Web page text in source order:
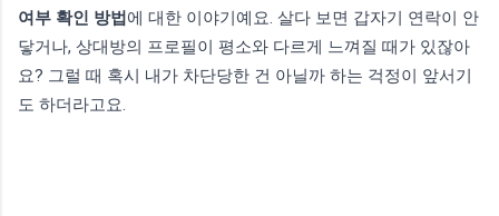
여부 확인 방법에 대한 이야기예요. 살다 보면 갑자기 연락이 안
닿거나, 상대방의 프로필이 평소와 다르게 느껴질 때가 있잖아
요? 그럴 때 혹시 내가 차단당한 건 아닐까 하는 걱정이 앞서기
도 하더라고요.